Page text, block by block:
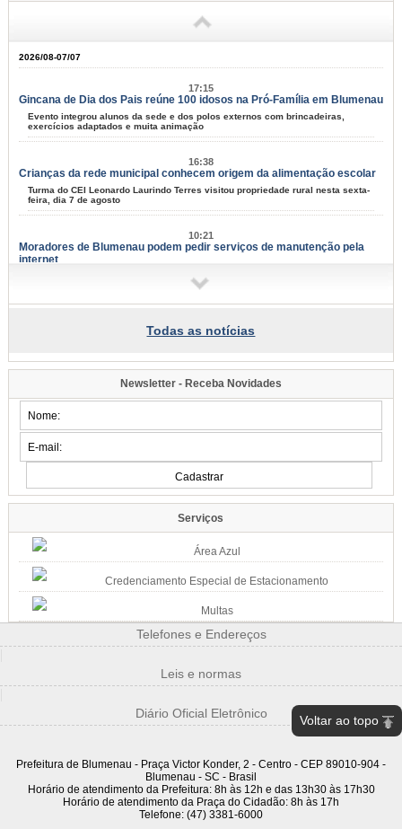
2026/08-07/07
17:15
Gincana de Dia dos Pais reúne 100 idosos na Pró-Família em Blumenau
Evento integrou alunos da sede e dos polos externos com brincadeiras,
exercícios adaptados e muita animação
16:38
Crianças da rede municipal conhecem origem da alimentação escolar
Turma do CEI Leonardo Laurindo Terres visitou propriedade rural nesta sexta-
feira, dia 7 de agosto
10:21
Moradores de Blumenau podem pedir serviços de manutenção pela
internet
Samae faz campanha para grandes geradores de lixo
para explicar sobre a lei
confira
Música, arte e cultura marcam mais um fim de semana na cidade
07:34
Famílias do Loteamento Arnold Zickuhr recebem regularização dos
imóveis após 23 anos
Prefeitura entrega documentação de 18 lotes na Velha Central; espera
2026/08-06/06
15:39
Semana da Juventude inicia na próxima quarta-feira, dia 12: confira a
programação
Esporte, cultura, saúde e atividades de integração estarão disponíveis em
diferentes pontos de Blumenau
Blumenau mantém IDEB nos maiores patamares da história em 2025
agosto
Atividades aos sábados reúnem ciência, cultura, natureza e criatividade para
todas as idades
Todas as notícias
Newsletter - Receba Novidades
Serviços
Área Azul
Credenciamento Especial de Estacionamento
Multas
Telefones e Endereços
Leis e normas
Diário Oficial Eletrônico Voltar ao topo
Prefeitura de Blumenau - Praça Victor Konder, 2 - Centro - CEP 89010-904 -
Blumenau - SC - Brasil
Horário de atendimento da Prefeitura: 8h às 12h e das 13h30 às 17h30
Horário de atendimento da Praça do Cidadão: 8h às 17h
Telefone: (47) 3381-6000